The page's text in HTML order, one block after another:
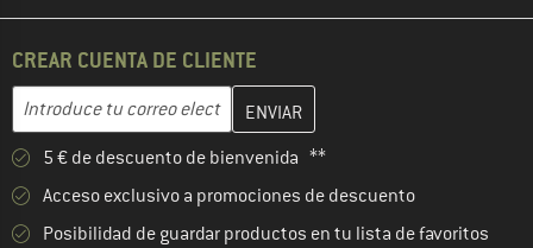
CREAR CUENTA DE CLIENTE
Dirección de correo electrónico
Introduce aquí tu dirección de correo electrónico y crea tu
5 € de descuento de bienvenida **
Acceso exclusivo a promociones de descuento
Posibilidad de guardar productos en tu lista de favoritos